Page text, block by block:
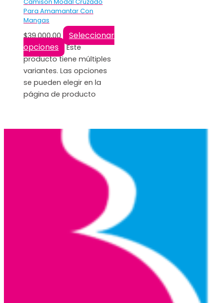
Para Amamantar Con
Mangas
$39.000,00
Seleccionar
opciones
Este
producto tiene múltiples
variantes. Las opciones
se pueden elegir en la
página de producto